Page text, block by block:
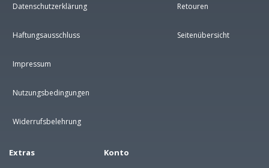
Datenschutzerklärung
Haftungsausschluss
Impressum
Nutzungsbedingungen
Widerrufsbelehrung
Retouren
Seitenübersicht
Extras Konto